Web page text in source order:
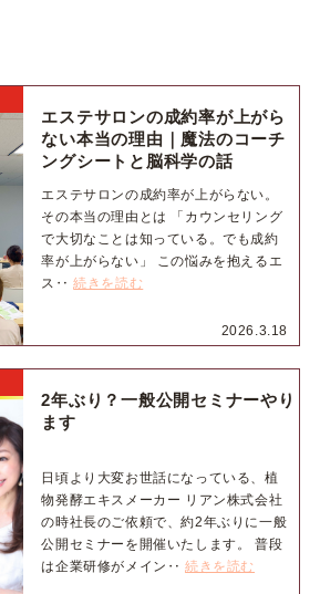
2026.3.18
エステサロンの成約率が上がら
ない本当の理由｜魔法のコーチ
ングシートと脳科学の話
エステサロンの成約率が上がらない。
その本当の理由とは 「カウンセリング
で大切なことは知っている。でも成約
率が上がらない」 この悩みを抱えるエ
ス‥続きを読む
2年ぶり？一般公開セミナーやり
ます
日頃より大変お世話になっている、植
物発酵エキスメーカー リアン株式会社
の時社長のご依頼で、約2年ぶりに一般
公開セミナーを開催いたします。 普段
は企業研修がメイン‥続きを読む